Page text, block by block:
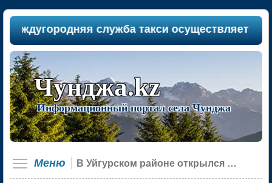
служба такси осуществляет
Чунджа.kz
Информационный портал села Чунджа
Меню В Уйгурском районе открылся новый «Цифровой офис для населения»